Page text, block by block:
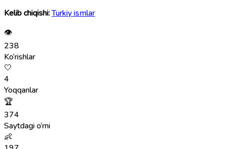
Kelib chiqishi:Turkiy ismlar
👁
238
Ko‘rishlar
🤍
4
Yoqqanlar
🏆
374
Saytdagi o‘rni
👶